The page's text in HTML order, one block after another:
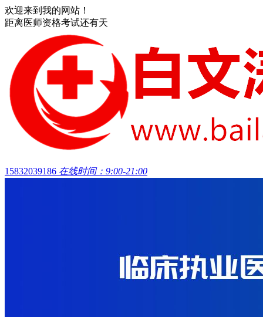
欢迎来到我的网站！
距离医师资格考试还有天
15832039186 在线时间：9:00-21:00